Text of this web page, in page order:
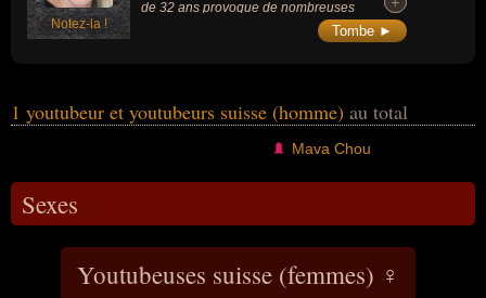
Notez-la !
de 32 ans provoque de nombreuses
réactions dans les médias et sur les réseaux
sociaux en raison du harcèlement moral et
Tombe ►
1 youtubeur et youtubeurs suisse (homme) au total
Mava Chou
Sexes
Youtubeuses suisse (femmes) ♀